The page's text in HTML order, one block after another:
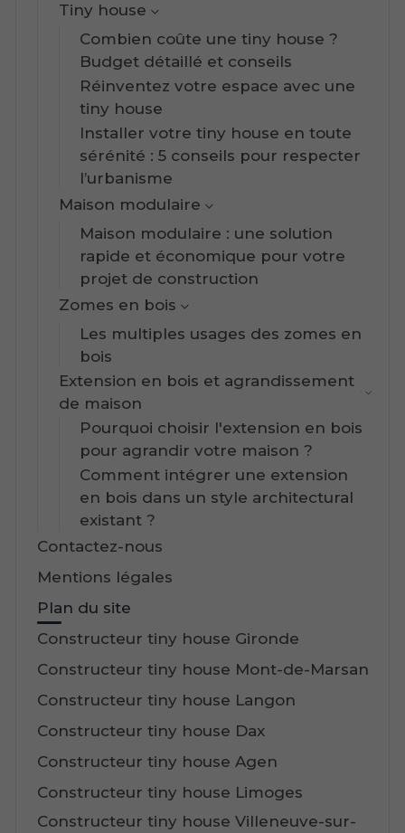
Tiny house
Combien coûte une tiny house ?
Budget détaillé et conseils
Réinventez votre espace avec une
tiny house
Installer votre tiny house en toute
sérénité : 5 conseils pour respecter
l’urbanisme
Maison modulaire
Maison modulaire : une solution
rapide et économique pour votre
projet de construction
Zomes en bois
Les multiples usages des zomes en
bois
Extension en bois et agrandissement
de maison
Pourquoi choisir l'extension en bois
pour agrandir votre maison ?
Comment intégrer une extension
en bois dans un style architectural
existant ?
Contactez-nous
Mentions légales
Plan du site
Constructeur tiny house Gironde
Constructeur tiny house Mont-de-Marsan
Constructeur tiny house Langon
Constructeur tiny house Dax
Constructeur tiny house Agen
Constructeur tiny house Limoges
Constructeur tiny house Villeneuve-sur-